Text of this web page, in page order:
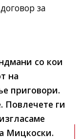
за
со кои
на
приговори.
Повлечете ги
Мицкоски.